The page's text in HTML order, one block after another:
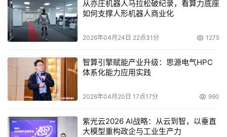
从亦庄机器人马拉松破纪录，看算力底座
如何支撑人形机器人商业化
2026年04月24日 22点31分 1275
智算引擎赋能产业升级：思源电气HPC
体系化能力应用实践
2026年04月20日 17点17分 990
紫光云2026 AI战略：从云到智，以垂直
大模型重构政企与工业生产力